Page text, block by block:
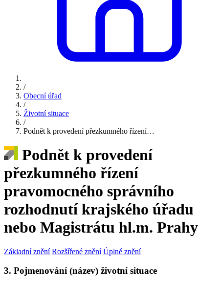
/
Obecní úřad
/
Životní situace
/
Podnět k provedení přezkumného řízení…
Podnět k provedení
přezkumného řízení
pravomocného správního
rozhodnutí krajského úřadu
nebo Magistrátu hl.m. Prahy
Základní znění Rozšířené znění Úplné znění
3. Pojmenování (název) životní situace